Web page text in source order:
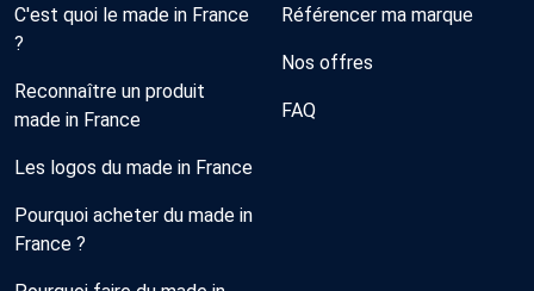
C'est quoi le made in France
?
Reconnaître un produit
made in France
Les logos du made in France
Pourquoi acheter du made in
France ?
Référencer ma marque
Nos offres
FAQ